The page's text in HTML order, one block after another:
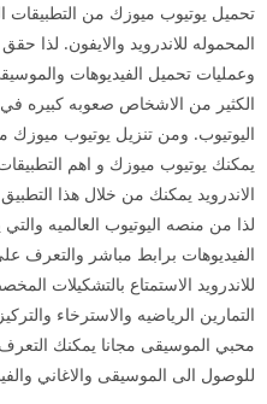
تحميل يوتيوب ميوزك من التطبيقات
المحموله للاندرويد والايفون. لذا
وعمليات تحميل الفيديوهات
الكثير من الاشخاص صعوبه كبيره
اليوتيوب. ومن تنزيل يوتيوب ميوزك
يمكنك يوتيوب ميوزك و اهم
الاندرويد يمكنك من خلال هذا
لذا من منصه اليوتيوب العالميه
الفيديوهات برابط مباشر والتعرف
للاندرويد الاستمتاع بالتشكيلات
التمارين الرياضيه والاسترخاء
محبي الموسيقى مجانا يمكنك
للوصول الى الموسيقى والاغاني